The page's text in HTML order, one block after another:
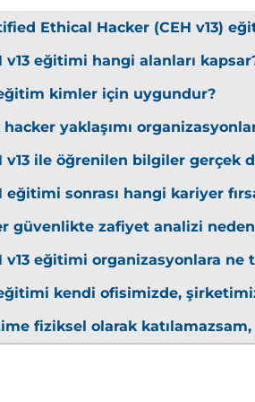
Savunma stratejileri
Engelleme (DoS/DDoS)
flood, UDP flood, Smurf, HTTP
Ele Geçirme ve IDS
Session hijacking
IPS atlatma teknikleri
Uygulama ve Veritabanı
OWASP Top 10 zafiyetleri
Injection, Command Injection,
Ethical Hacker (CEH v13)
v13 eğitimi hangi alanları
kimler için uygundur?
yaklaşımı
v13 ile öğrenilen bilgiler gerçek
eğitimi sonrası hangi kariyer
güvenlikte zafiyet analizi
v13 eğitimi organizasyonlara ne
kendi ofisimizde,
fiziksel olarak